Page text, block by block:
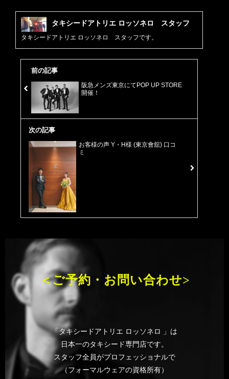
タキシードアトリエ ロッソネロ スタッフ
タキシードアトリエ ロッソネロ スタッフです。
前の記事
阪急メンズ東京にてPOP UP STORE
開催！
次の記事
お客様の声 Y・H様 (東京會舘) 口コ
ミ
＜ご予約・お問い合わせ>
「タキシードアトリエ ロッソネロ 」は
日本一のタキシード専門店です。
スタッフ全員がプロフェッショナルで
（フォーマルウェアの資格所有）